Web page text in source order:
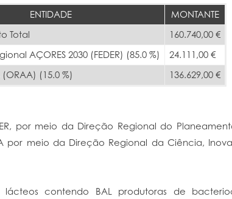
ENTIDADE
MONTANTE
Total
160.740,00 €
AÇORES 2030 (FEDER) (85.0 %)
24.111,00 €
(ORAA) (15.0 %)
136.629,00 €
por meio da Direção Regional do
por meio da Direção Regional da Ciência,
contendo BAL produtoras de